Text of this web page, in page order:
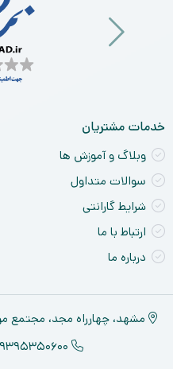
خدمات مشتریان
وبلاگ و آموزش ها
سوالات متداول
شرایط گارانتی
ارتباط با ما
درباره ما
مشهد، چهارراه مجد، مجتمع